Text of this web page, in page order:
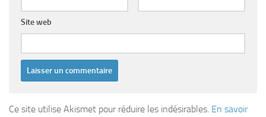
Site web
Ce site utilise Akismet pour réduire les indésirables. En savoir